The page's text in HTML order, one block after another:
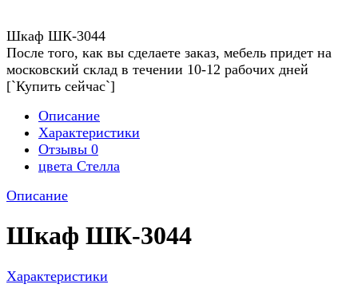
Шкаф ШК-3044
После того, как вы сделаете заказ, мебель придет на
московский склад в течении 10-12 рабочих дней
[`Купить сейчас`]
Описание
Характеристики
Отзывы 0
цвета Стелла
Описание
Шкаф ШК-3044
Характеристики